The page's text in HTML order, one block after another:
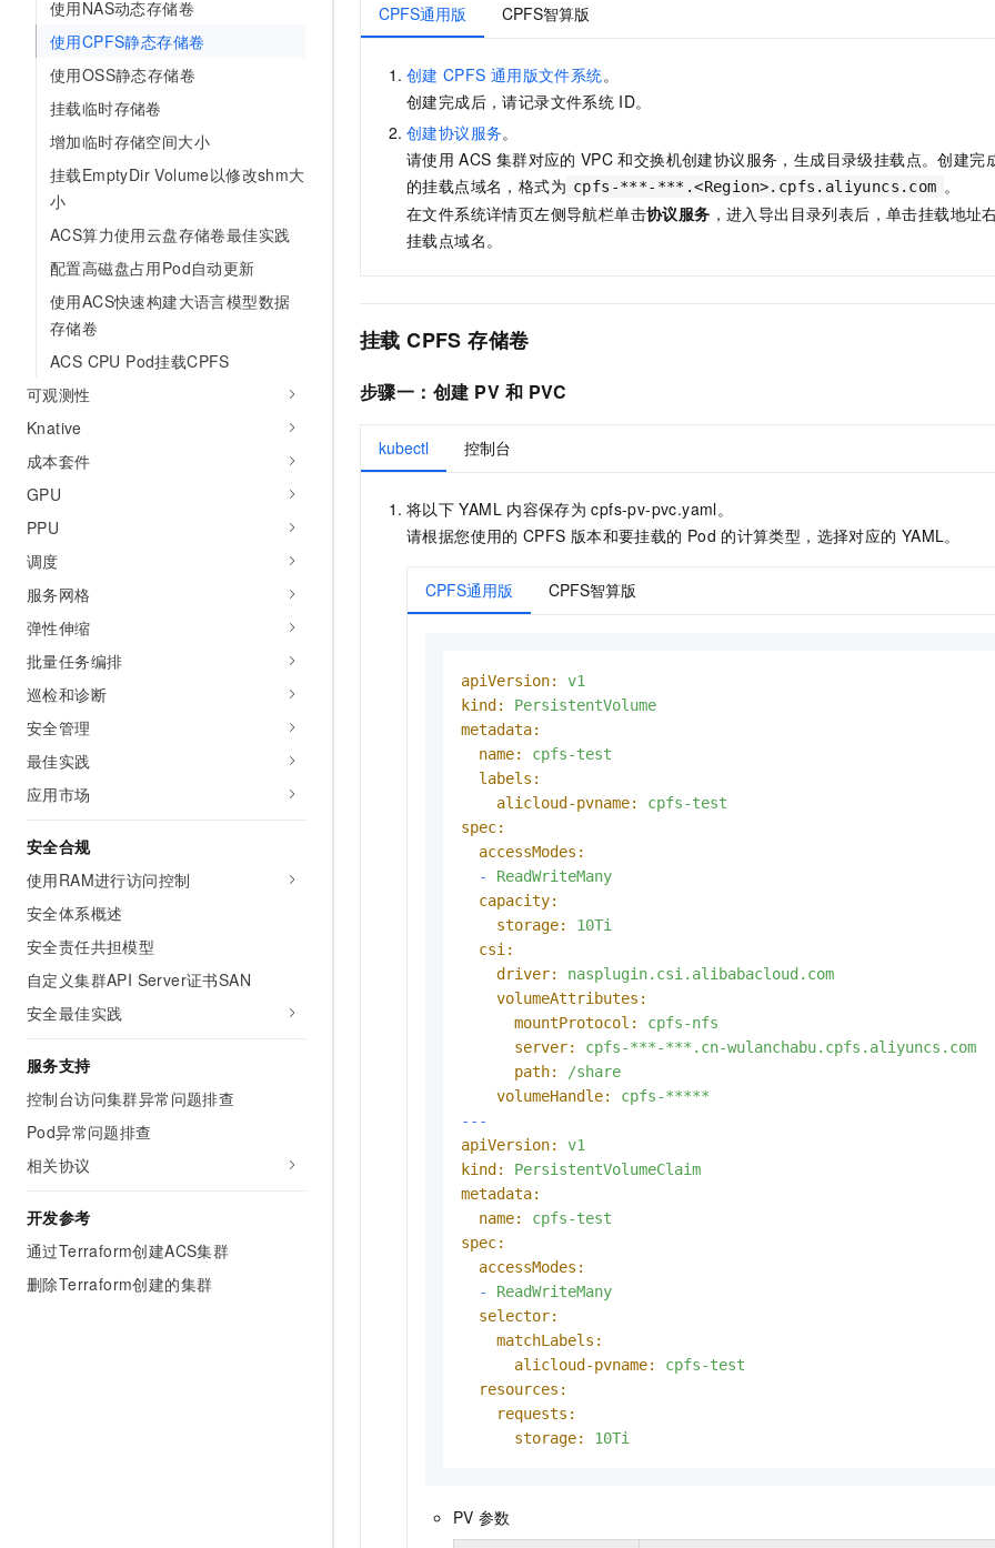
使用NAS动态存储卷
使用CPFS静态存储卷
使用OSS静态存储卷
挂载临时存储卷
增加临时存储空间大小
挂载EmptyDir Volume以修改shm大
小
ACS算力使用云盘存储卷最佳实践
配置高磁盘占用Pod自动更新
使用ACS快速构建大语言模型数据
存储卷
ACS CPU Pod挂载CPFS
可观测性
Knative
成本套件
GPU
PPU
调度
服务网格
弹性伸缩
批量任务编排
巡检和诊断
安全管理
最佳实践
应用市场
安全合规
使用RAM进行访问控制
安全体系概述
安全责任共担模型
自定义集群API Server证书SAN
安全最佳实践
服务支持
控制台访问集群异常问题排查
Pod异常问题排查
相关协议
开发参考
通过Terraform创建ACS集群
删除Terraform创建的集群
CPFS通用版 CPFS智算版
创建 CPFS 通用版文件系统。
创建完成后，请记录文件系统 ID。
创建协议服务。
请使用 ACS 集群对应的 VPC 和交换机创建协议服务，生成目录级挂载点。创建完
的挂载点域名，格式为 cpfs-***-***.<Region>.cpfs.aliyuncs.com 。
在文件系统详情页左侧导航栏单击协议服务 ，进入导出目录列表后，单击挂载地址
挂载点域名。
挂载 CPFS 存储卷
步骤一：创建 PV 和 PVC
kubectl 控制台
将以下 YAML 内容保存为 cpfs-pv-pvc.yaml。
请根据您使用的 CPFS 版本和要挂载的 Pod 的计算类型，选择对应的 YAML。
CPFS通用版 CPFS智算版
apiVersion:
v1
kind:
PersistentVolume
metadata:
name:
cpfs-test
labels:
alicloud-pvname:
cpfs-test
spec:
accessModes:
-
ReadWriteMany
capacity:
storage:
10Ti
csi:
driver:
nasplugin.csi.alibabacloud.com
volumeAttributes:
mountProtocol:
cpfs-nfs
server:
cpfs-***-***.cn-wulanchabu.cpfs.aliyuncs.com
path:
/share
volumeHandle:
cpfs-*****
---
apiVersion:
v1
kind:
PersistentVolumeClaim
metadata:
name:
cpfs-test
spec:
accessModes:
-
ReadWriteMany
selector:
matchLabels:
alicloud-pvname:
cpfs-test
resources:
requests:
storage:
10Ti
PV 参数